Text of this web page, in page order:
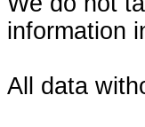
information
All data